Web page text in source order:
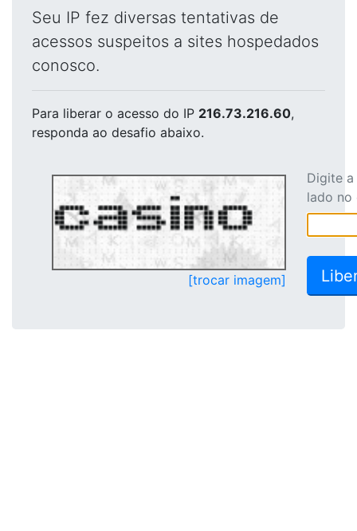
Seu IP fez diversas tentativas de
acessos suspeitos a sites hospedados
conosco.
Para liberar o acesso do IP 216.73.216.60,
responda ao desafio abaixo.
[trocar imagem]
Digite
lado no